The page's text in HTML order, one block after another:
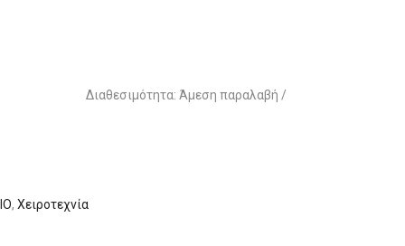
Διαθεσιμότητα: Άμεση παραλαβή /
, Χειροτεχνία